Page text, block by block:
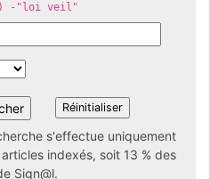
-"loi veil"
s'effectue uniquement
indexés, soit 13 % des
Sign@l.